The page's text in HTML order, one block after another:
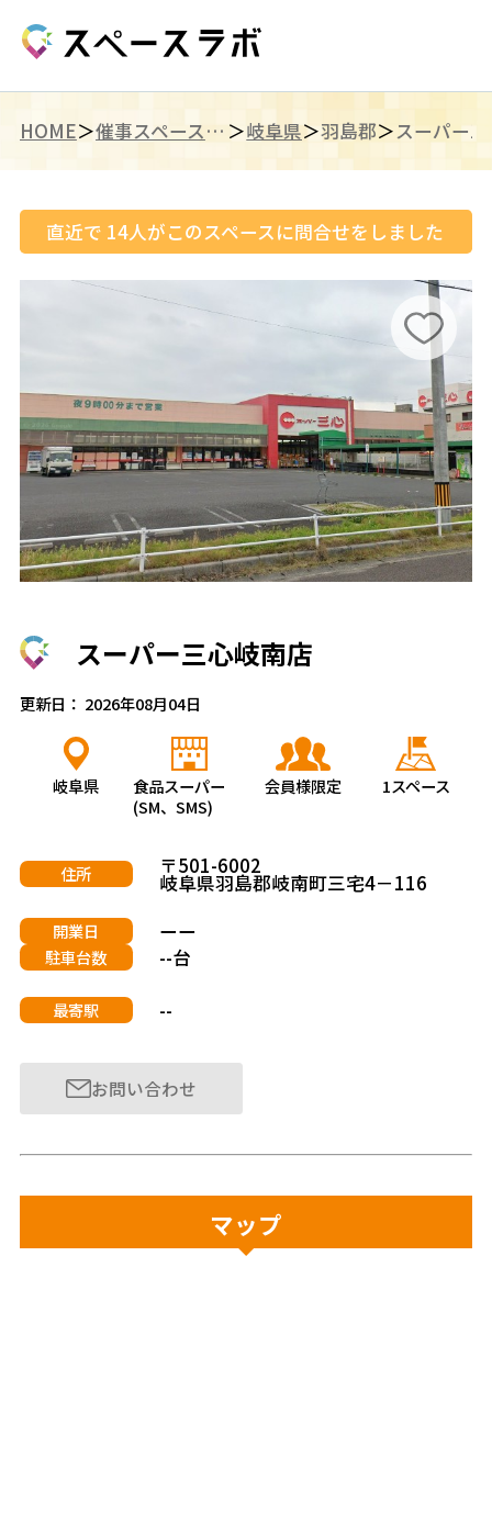
HOME 催事スペース（東海） 岐阜県 羽島郡
直近で 14人がこのスペースに問合せをしました
スーパー三心岐南店
更新日： 2026年08月04日
岐阜県
食品スーパー
(SM、SMS)
会員様限定 1スペース
住所 〒501-6002
岐阜県羽島郡岐南町三宅4－116
開業日 ーー
駐車台数 --台
最寄駅 --
お問い合わせ
マップ